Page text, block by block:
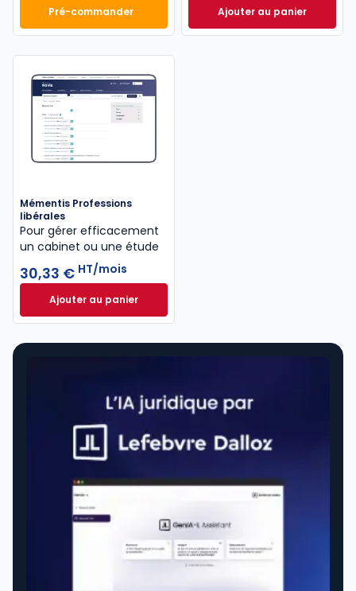
Pré-commanderMémento Sociétés commerciales 2027 à 189,00 €
Ajouter au panier
ELnet Difficultés
Mémentis Professions
libérales
Pour gérer efficacement
un cabinet ou une étude
30,33 € HT/mois
Ajouter au panierMémentis Professions libérales à 30,33 €